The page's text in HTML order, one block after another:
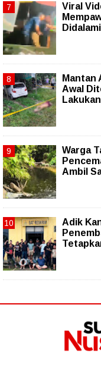
Viral
Mantan
Awal
Warga
Ambil
Adik